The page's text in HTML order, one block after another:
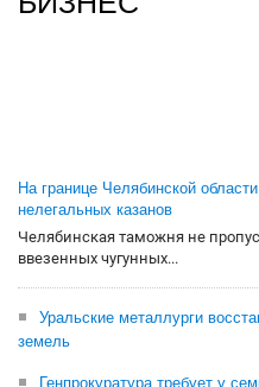
На границе Челябинской
нелегальных казанов
Челябинская таможня не
ввезенных чугунных...
Уральские металлурги
земель
Генпрокуратура требует у